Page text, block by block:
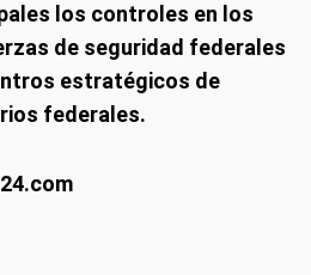
los controles en los
de seguridad federales
estratégicos de
federales.